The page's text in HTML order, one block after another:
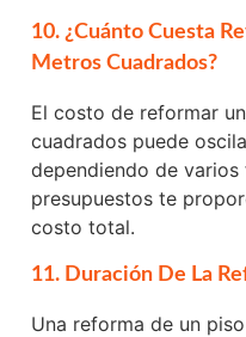
10. ¿Cuánto Cuesta
Metros Cuadrados?
El costo de reformar
cuadrados puede
dependiendo de
presupuestos te
costo total.
11. Duración De La
Una reforma de un